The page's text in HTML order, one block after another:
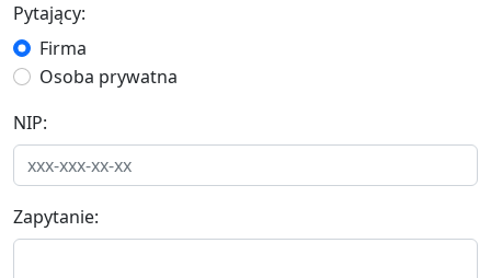
Pytający:
Firma
Osoba prywatna
NIP:
Zapytanie: